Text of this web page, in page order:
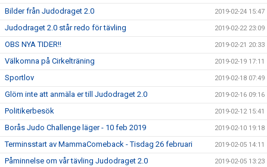
Bilder från Judodraget 2.0 2019-02-24 15:47
Judodraget 2.0 står redo för tävling 2019-02-22 23:09
OBS NYA TIDER!! 2019-02-21 20:33
Välkomna på Cirkelträning 2019-02-19 17:11
Sportlov 2019-02-18 07:49
Glöm inte att anmäla er till Judodraget 2.0 2019-02-16 09:16
Politikerbesök 2019-02-12 15:41
Borås Judo Challenge läger - 10 feb 2019 2019-02-10 19:18
Terminsstart av MammaComeback - Tisdag 26 februari 2019-02-05 14:11
Påminnelse om vår tävling Judodraget 2.0 2019-02-05 13:23